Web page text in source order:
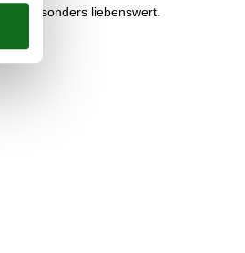
besonders liebenswert.